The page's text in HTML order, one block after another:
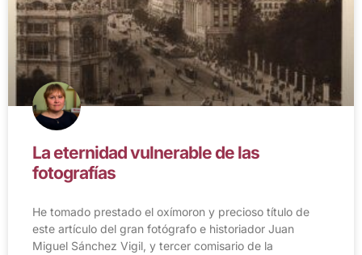
La eternidad vulnerable de las
fotografías
He tomado prestado el oxímoron y precioso título de
este artículo del gran fotógrafo e historiador Juan
Miguel Sánchez Vigil, y tercer comisario de la